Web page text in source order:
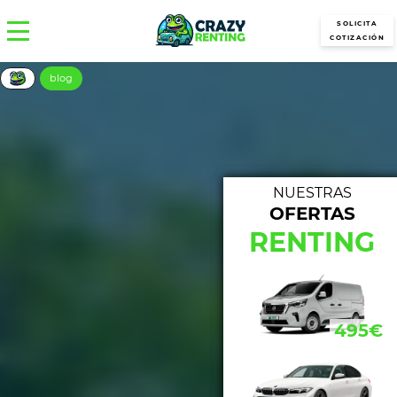
SOLICITA
COTIZACIÓN
blog
433€
NUESTRAS
OFERTAS
RENTING
495€